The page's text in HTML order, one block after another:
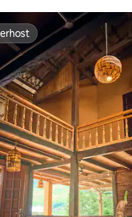
van 4,8 op 5, 198